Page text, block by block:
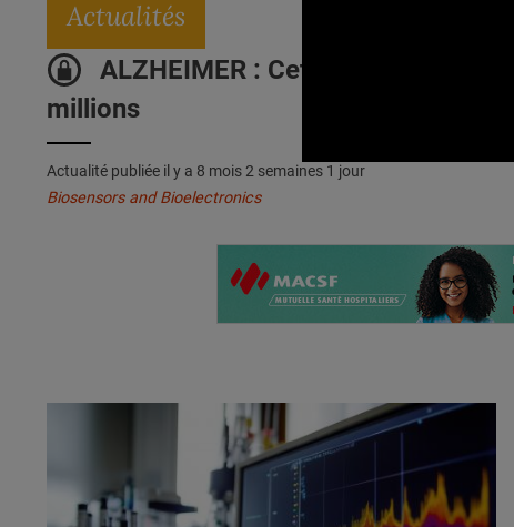
Actualités
ALZHEIMER : Cette détection
millions
Actualité publiée il y a 8 mois 2 semaines 1 jour
Biosensors and Bioelectronics